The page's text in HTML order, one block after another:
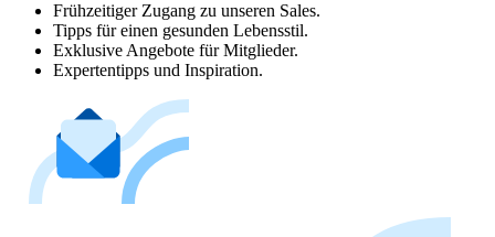
Frühzeitiger Zugang zu unseren Sales.
Tipps für einen gesunden Lebensstil.
Exklusive Angebote für Mitglieder.
Expertentipps und Inspiration.